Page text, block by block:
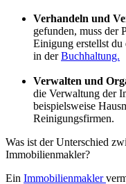
Verhandeln und
gefunden, muss der
Einigung erstellst du
in derBuchhaltung.
Verwalten und
die Verwaltung der
beispielsweise
Reinigungsfirmen.
Was ist der Unterschied
Immobilienmakler?
Ein Immobilienmakler